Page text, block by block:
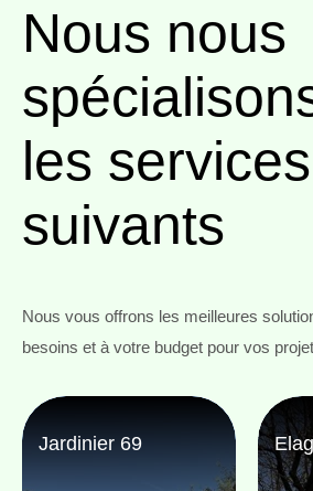
Nous nous
les services
suivants
Nous vous offrons les meilleures
besoins et à votre budget pour vos
Jardinier 69